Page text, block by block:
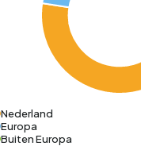
Nederland
Europa
Buiten Europa